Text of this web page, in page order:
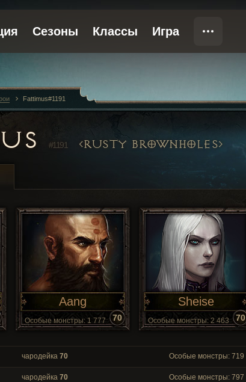
#1191 RUSTY BROWNHOLES
Aang
Особые монстры: 1 777 70
Sheise
Особые монстры: 2 463 70
чародейка 70 Особые монстры: 719
чародейка 70 Особые монстры: 797
Fattimus#1191